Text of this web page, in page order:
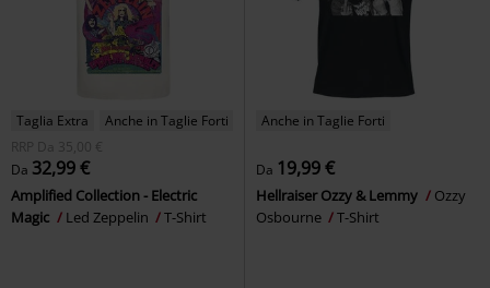
Taglia Extra
Anche in Taglie Forti
RRP
Da
35,00 €
Da 32,99 €
Amplified Collection - Electric
Magic
Led Zeppelin T-Shirt
Anche in Taglie Forti
Da 19,99 €
Hellraiser Ozzy & Lemmy
Ozzy
Osbourne
T-Shirt